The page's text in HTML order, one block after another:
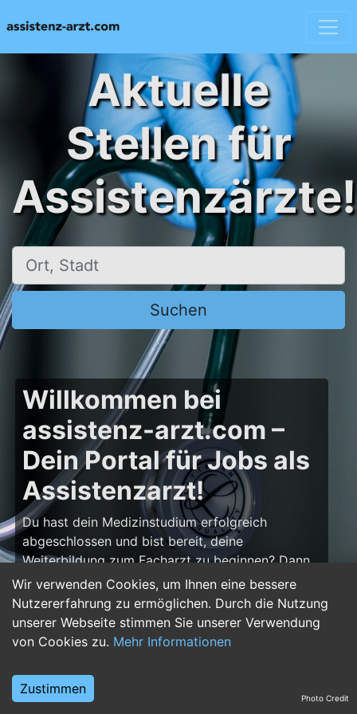
Wir verwenden Cookies, um Ihnen eine bessere
Nutzererfahrung zu ermöglichen. Durch die Nutzung
unserer Webseite stimmen Sie unserer Verwendung
von Cookies zu. Mehr Informationen
Zustimmen
Aktuelle
Stellen für
Assistenzärzte!
Ort, Stadt
Suchen
Willkommen bei
assistenz-arzt.com –
Dein Portal für Jobs als
Assistenzarzt!
Du hast dein Medizinstudium erfolgreich
abgeschlossen und bist bereit, deine
Weiterbildung zum Facharzt zu beginnen? Dann
bist du aufassistenz-arzt.comgenau richtig!
Hier findest du zahlreiche Stellenangebote für
Assistenzärzte in allen Fachrichtungen – von der
Inneren Medizin über die Chirurgie bis hin zur
deine Karriere im Arztberuf und finde die
passende Klinik oder Praxis für deinen nächstenPhoto Credit